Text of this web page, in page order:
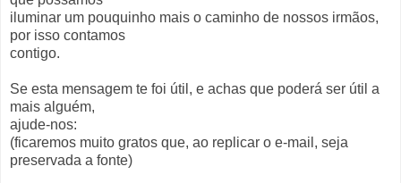
iluminar um pouquinho mais o caminho de nossos irmãos,
por isso contamos
contigo.
Se esta mensagem te foi útil, e achas que poderá ser útil a
mais alguém,
ajude-nos:
(ficaremos muito gratos que, ao replicar o e-mail, seja
preservada a fonte)